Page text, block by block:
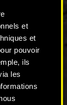
et
et
pouvoir
ils
les
amour
plus
et,
nous :